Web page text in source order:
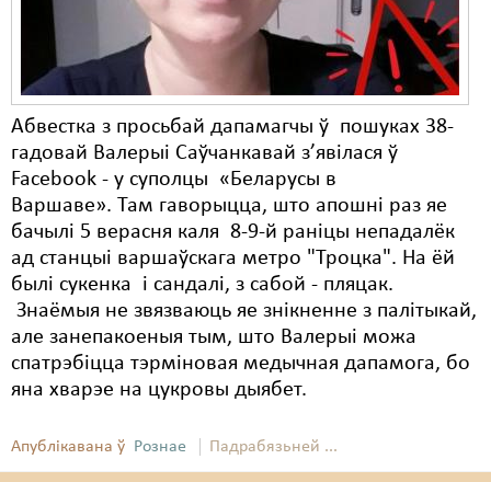
Абвестка з просьбай дапамагчы ў пошуках 38-
гадовай Валерыі Саўчанкавай з’явілася ў
Facebook - у суполцы «Беларусы в
Варшаве». Там гаворыцца, што апошні раз яе
бачылі 5 верасня каля 8-9-й раніцы непадалёк
ад станцыі варшаўскага метро "Троцка". На ёй
былі сукенка і сандалі, з сабой - пляцак.
Знаёмыя не звязваюць яе знікненне з палітыкай,
але занепакоеныя тым, што Валерыі можа
спатрэбіцца тэрміновая медычная дапамога, бо
яна хварэе на цукровы дыябет.
Апублікавана ў Рознае Падрабязьней ...